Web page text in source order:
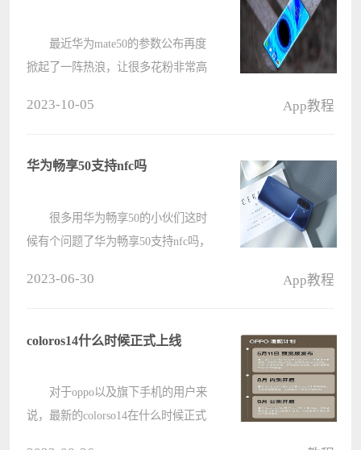
最近华为mate50的参数公布再度
掀起了一阵热浪，让很多花粉非常高
配置详细介绍，一起来看看吧。
2023-10-05 App教程
华为畅享50支持nfc吗
很多用华为畅享50的小伙们这时
候有个问题了华为畅享50支持nfc吗，
答：不支持nfc 华为畅享????
2023-06-30 App教程
coloros14什么时候正式上线
对于oppo以及旗下手机的用户来
说，最新的colorso14在什么时候正式